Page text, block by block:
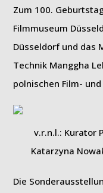
Zum 100.
Filmmuseum
Düsseldorf und das
Technik Manggha
polnischen Film-
v.r.n.l.: Kurator
Katarzyna
Die